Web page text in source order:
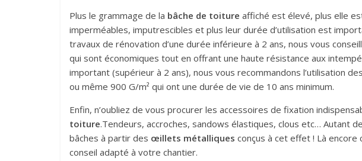
Plus le grammage de la bâche de toiture affiché est élevé, plus elle
imperméables, imputrescibles et plus leur durée d’utilisation est
travaux de rénovation d’une durée inférieure à 2 ans, nous vous
qui sont économiques tout en offrant une haute résistance aux
important (supérieur à 2 ans), nous vous recommandons l’utilisation des
ou même 900 G/m² qui ont une durée de vie de 10 ans minimum.
Enfin, n’oubliez de vous procurer les accessoires de fixation
toiture.Tendeurs, accroches, sandows élastiques, clous etc… Autant
bâches à partir des œillets métalliques conçus à cet effet ! Là
conseil adapté à votre chantier.